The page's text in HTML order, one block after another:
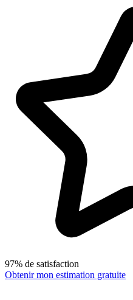
97% de satisfaction
Obtenir mon estimation gratuite